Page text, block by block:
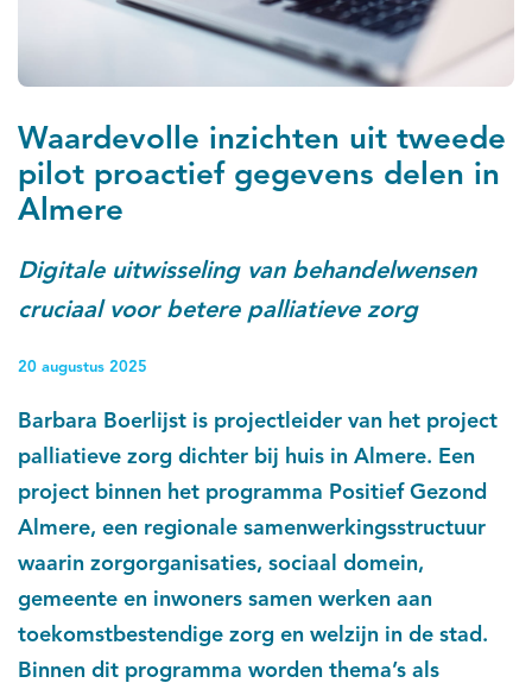
Waardevolle inzichten uit tweede
pilot proactief gegevens delen in
Almere
Digitale uitwisseling van behandelwensen
cruciaal voor betere palliatieve zorg
20 augustus 2025
Barbara Boerlijst is projectleider van het project
palliatieve zorg dichter bij huis in Almere. Een
project binnen het programma Positief Gezond
Almere, een regionale samenwerkingsstructuur
waarin zorgorganisaties, sociaal domein,
gemeente en inwoners samen werken aan
toekomstbestendige zorg en welzijn in de stad.
Binnen dit programma worden thema’s als